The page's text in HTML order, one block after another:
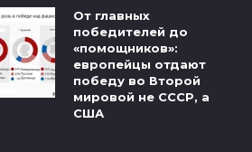
От главных
победителей до
«помощников»:
европейцы отдают
победу во Второй
мировой не СССР, а
США